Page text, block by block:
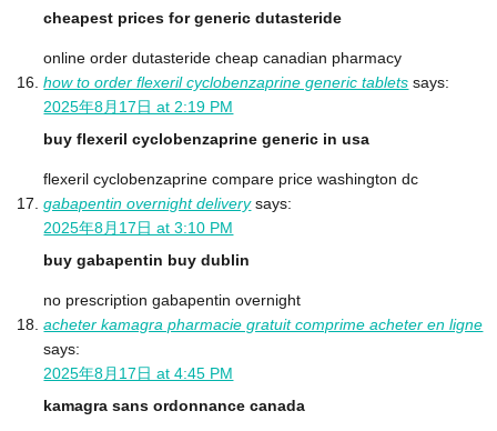
cheapest prices for generic dutasteride
online order dutasteride cheap canadian pharmacy
how to order flexeril cyclobenzaprine generic tablets says:
2025年8月17日 at 2:19 PM
buy flexeril cyclobenzaprine generic in usa
flexeril cyclobenzaprine compare price washington dc
gabapentin overnight delivery says:
2025年8月17日 at 3:10 PM
buy gabapentin buy dublin
no prescription gabapentin overnight
acheter kamagra pharmacie gratuit comprime acheter en ligne
says:
2025年8月17日 at 4:45 PM
kamagra sans ordonnance canada